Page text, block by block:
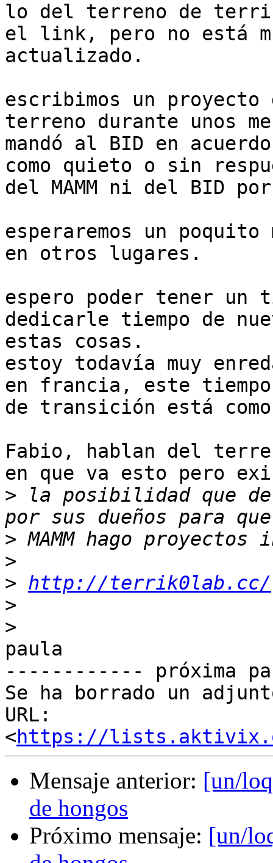
lo del terreno de
el link, pero no está
actualizado.
escribimos un proyecto
terreno durante unos
mandó al BID en
como quieto o sin
del MAMM ni del BID
esperaremos un
en otros lugares.
espero poder tener un
dedicarle tiempo de
estas cosas.
estoy todavía muy
en francia, este tiempo
de transición está
Fabio, hablan del
en que va esto pero
> la posibilidad que de
>
>
> http://terrik0lab.cc/
>
>
paula
------------ próxima
Se ha borrado un
URL:
<https://
Mensaje anterior: [un/
de hongos
Próximo mensaje: [un/